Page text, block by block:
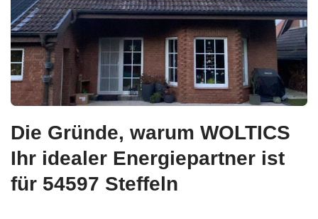
Die Gründe, warum WOLTICS
Ihr idealer Energiepartner ist
für 54597 Steffeln